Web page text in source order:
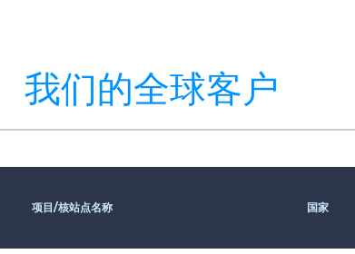
我们的全球客户
项目/核站点名称 国家